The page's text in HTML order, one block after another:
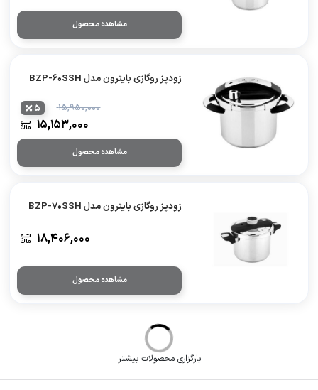
مشاهده محصول
زودپز روگازی بایترون مدل BZP-60SSH
۱۵,۹۵۰,۰۰۰
۱۵,۱۵۳,۰۰۰
5
مشاهده محصول
زودپز روگازی بایترون مدل BZP-70SSH
۱۸,۴۰۶,۰۰۰
مشاهده محصول
کتری برقی بایترون مدل BKB-20
۴,۴۵۴,۰۰۰